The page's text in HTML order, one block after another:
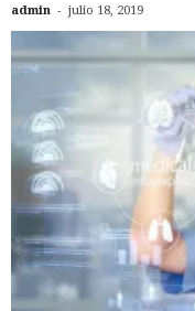
admin - julio 18, 2019